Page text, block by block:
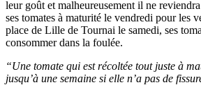
leur goût et malheureusement il ne
ses tomates à maturité le vendredi pour les
place de Lille de Tournai le samedi, ses
consommer dans la foulée.
“Une tomate qui est récoltée tout juste à
jusqu’à une semaine si elle n’a pas de